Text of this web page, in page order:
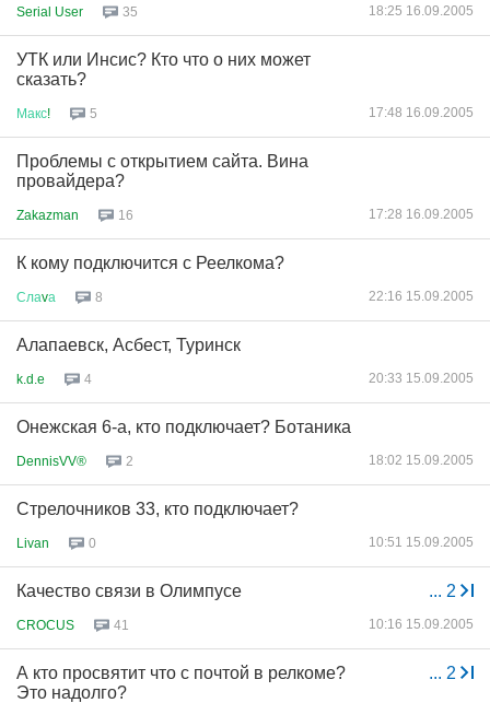
Serial User 35 18:25 16.09.2005
УТК или Инсис? Кто что о них может
сказать?
Макс! 5 17:48 16.09.2005
Проблемы с открытием сайта. Вина
провайдера?
Zakazman 16 17:28 16.09.2005
К кому подключится с Реелкома?
Слаvа 8 22:16 15.09.2005
Алапаевск, Асбест, Туринск
k.d.e 4 20:33 15.09.2005
Онежская 6-а, кто подключает? Ботаника
DennisVV® 2 18:02 15.09.2005
Стрелочников 33, кто подключает?
Livan 0 10:51 15.09.2005
... 2
Качество связи в Олимпусе
CROCUS 41 10:16 15.09.2005
... 2
А кто просвятит что с почтой в релкоме?
Это надолго?